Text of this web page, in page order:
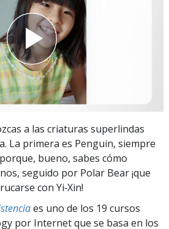
a las criaturas superlindas
La primera es Penguin, siempre
bueno, sabes cómo
seguido por Polar Bear ¡que
con Yi‑Xin!
es uno de los 19 cursos
por Internet que se basa en los